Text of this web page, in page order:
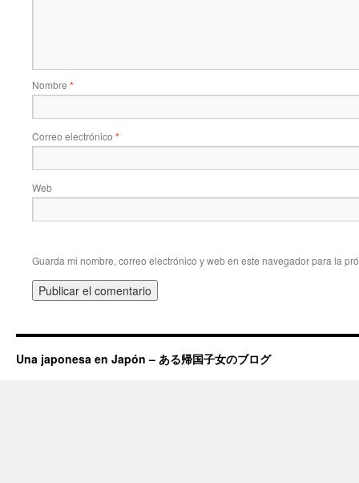
Nombre *
Correo electrónico *
Web
Guarda mi nombre, correo electrónico y web en este navegador para la
Una japonesa en Japón – ある帰国子女のブログ